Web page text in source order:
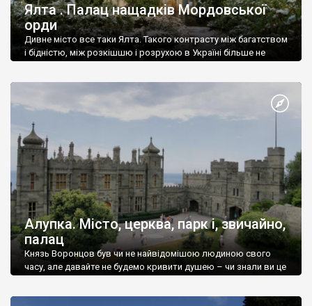
Ялта . Палац нащадків Мордовської
орди
Дивне місто все таки Ялта. Такого контрасту між багатством
і бідністю, між розкішшю і розрухою в Україні більше не
Алупка. Місто, церква, парк і, звичайно,
палац
Князь Воронцов був чи не найвідомішою людиною свого
часу, але давайте не будемо кривити душею – чи знали ви це